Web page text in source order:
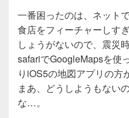
一番困ったのは、ネット
食店をフィーチャーしす
しょうがないので、震災
safariでGoogleMapsを使
りiOS5の地図アプリの方
まあ、どうしようもない
な…。